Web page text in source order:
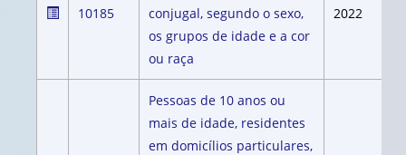
10185
conjugal, segundo o sexo,
os grupos de idade e a cor
ou raça
2022
Pessoas de 10 anos ou
mais de idade, residentes
em domicílios particulares,